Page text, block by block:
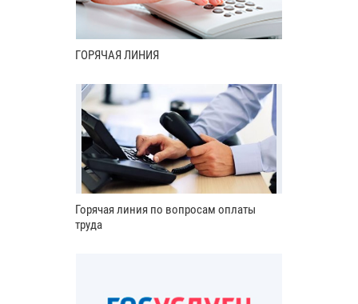
ГОРЯЧАЯ ЛИНИЯ
Горячая линия по вопросам оплаты
труда